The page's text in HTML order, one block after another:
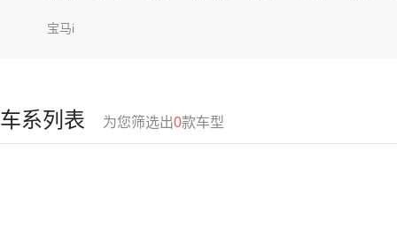
宝马i
车系列表 为您筛选出0款车型